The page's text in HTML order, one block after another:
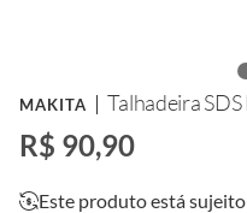
MAKITA Talhadeira
R$ 90,90
Este produto está